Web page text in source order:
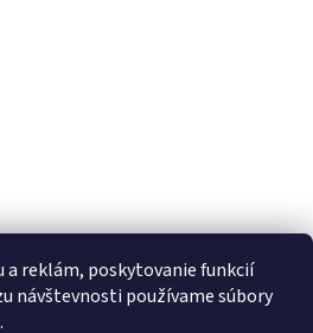
a reklám, poskytovanie funkcií
návštevnosti používame súbory
.